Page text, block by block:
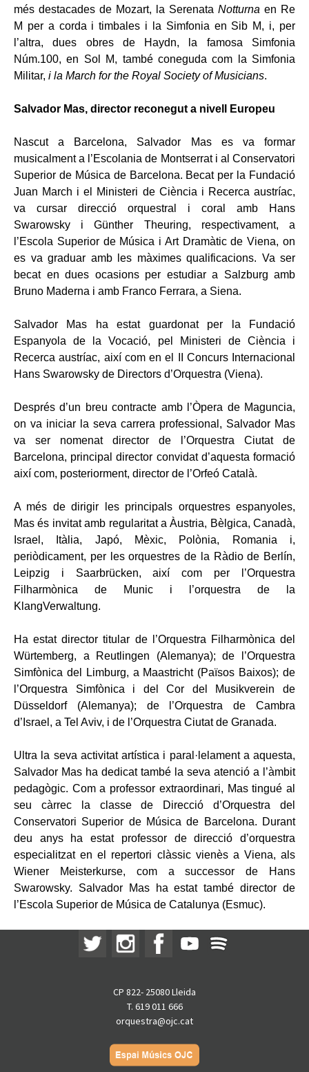
més destacades de Mozart, la Serenata Notturna en Re
M per a corda i timbales i la Simfonia en Sib M, i, per
l’altra, dues obres de Haydn, la famosa Simfonia
Núm.100, en Sol M, també coneguda com la Simfonia
Militar, i la March for the Royal Society of Musicians.
Salvador Mas, director reconegut a nivell Europeu
Nascut a Barcelona, Salvador Mas es va formar
musicalment a l’Escolania de Montserrat i al Conservatori
Superior de Música de Barcelona. Becat per la Fundació
Juan March i el Ministeri de Ciència i Recerca austríac,
va cursar direcció orquestral i coral amb Hans
Swarowsky i Günther Theuring, respectivament, a
l’Escola Superior de Música i Art Dramàtic de Viena, on
es va graduar amb les màximes qualificacions. Va ser
becat en dues ocasions per estudiar a Salzburg amb
Bruno Maderna i amb Franco Ferrara, a Siena.
Salvador Mas ha estat guardonat per la Fundació
Espanyola de la Vocació, pel Ministeri de Ciència i
Recerca austríac, així com en el II Concurs Internacional
Hans Swarowsky de Directors d’Orquestra (Viena).
Després d’un breu contracte amb l’Òpera de Maguncia,
on va iniciar la seva carrera professional, Salvador Mas
va ser nomenat director de l’Orquestra Ciutat de
Barcelona, principal director convidat d’aquesta formació
així com, posteriorment, director de l’Orfeó Català.
A més de dirigir les principals orquestres espanyoles,
Mas és invitat amb regularitat a Àustria, Bèlgica, Canadà,
Israel, Itàlia, Japó, Mèxic, Polònia, Romania i,
periòdicament, per les orquestres de la Ràdio de Berlín,
Leipzig i Saarbrücken, així com per l’Orquestra
Filharmònica de Munic i l’orquestra de la
KlangVerwaltung.
Ha estat director titular de l’Orquestra Filharmònica del
Würtemberg, a Reutlingen (Alemanya); de l’Orquestra
Simfònica del Limburg, a Maastricht (Països Baixos); de
l’Orquestra Simfònica i del Cor del Musikverein de
Düsseldorf (Alemanya); de l’Orquestra de Cambra
d’Israel, a Tel Aviv, i de l’Orquestra Ciutat de Granada.
Ultra la seva activitat artística i paral·lelament a aquesta,
Salvador Mas ha dedicat també la seva atenció a l’àmbit
pedagògic. Com a professor extraordinari, Mas tingué al
seu càrrec la classe de Direcció d’Orquestra del
Conservatori Superior de Música de Barcelona. Durant
deu anys ha estat professor de direcció d’orquestra
especialitzat en el repertori clàssic vienès a Viena, als
Wiener Meisterkurse, com a successor de Hans
Swarowsky. Salvador Mas ha estat també director de
l’Escola Superior de Música de Catalunya (Esmuc).
CP 822- 25080 Lleida
T. 619 011 666
orquestra@ojc.cat